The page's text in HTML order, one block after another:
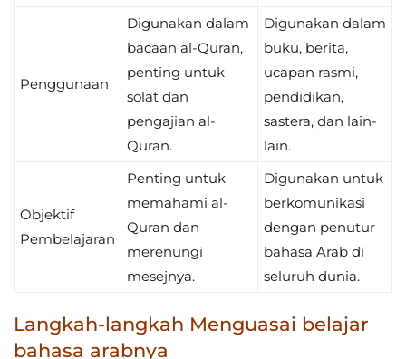
Penggunaan
Digunakan dalam
bacaan al-Quran,
penting untuk
solat dan
pengajian al-
Quran.
Digunakan dalam
buku, berita,
ucapan rasmi,
pendidikan,
sastera, dan lain-
lain.
Objektif
Pembelajaran
Penting untuk
memahami al-
Quran dan
merenungi
mesejnya.
Digunakan untuk
berkomunikasi
dengan penutur
bahasa Arab di
seluruh dunia.
Langkah-langkah Menguasai belajar
bahasa arabnya